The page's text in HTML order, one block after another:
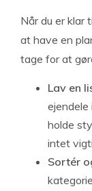
Når du er klar
at have en
tage for at
Lav en
holde
intet
Sortér